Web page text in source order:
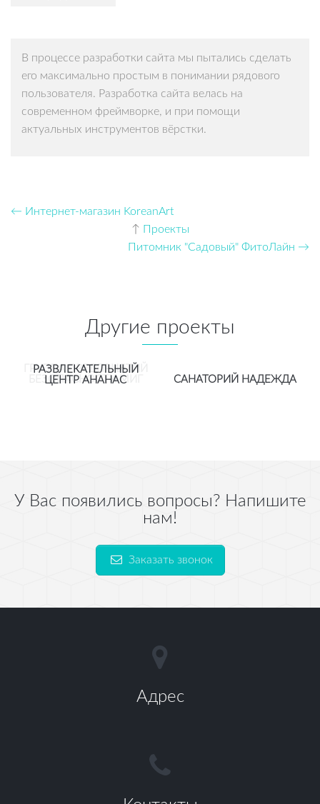
В процессе разработки сайта мы пытались сделать
его максимально простым в понимании рядового
пользователя. Разработка сайта велась на
современном фреймворке, и при помощи
актуальных инструментов вёрстки.
← Интернет-магазин KoreanArt
↑ Проекты
Питомник "Садовый" ФитоЛайн →
Другие проекты
ГРУППА ПРЕДПРИЯТИЙ
БЕЗОПАСНОСТИ МИГ
САНАТОРИЙ НАДЕЖДА
РАЗВЛЕКАТЕЛЬНЫЙ
ЦЕНТР АНАНАС
У Вас появились вопросы? Напишите
нам!
Заказать звонок
Адрес